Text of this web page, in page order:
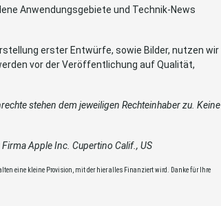
Anwendungsgebiete und Technik-News
erster Entwürfe, sowie Bilder, nutzen wir
vor der Veröffentlichung auf Qualität,
stehen dem jeweiligen Rechteinhaber zu. Keine
Apple Inc. Cupertino Calif., US
eine kleine Provision, mit der hier alles Finanziert wird. Danke für Ihre